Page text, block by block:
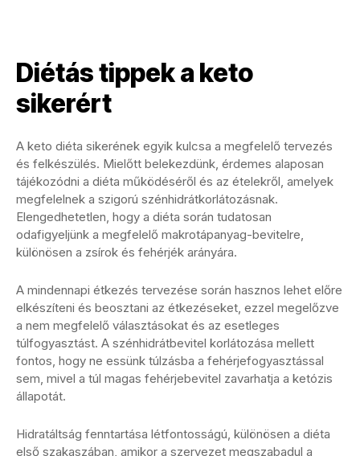
Diétás tippek a keto
sikerért
A keto diéta sikerének egyik kulcsa a megfelelő tervezés
és felkészülés. Mielőtt belekezdünk, érdemes alaposan
tájékozódni a diéta működéséről és az ételekről, amelyek
megfelelnek a szigorú szénhidrátkorlátozásnak.
Elengedhetetlen, hogy a diéta során tudatosan
odafigyeljünk a megfelelő makrotápanyag-bevitelre,
különösen a zsírok és fehérjék arányára.
A mindennapi étkezés tervezése során hasznos lehet előre
elkészíteni és beosztani az étkezéseket, ezzel megelőzve
a nem megfelelő választásokat és az esetleges
túlfogyasztást. A szénhidrátbevitel korlátozása mellett
fontos, hogy ne essünk túlzásba a fehérjefogyasztással
sem, mivel a túl magas fehérjebevitel zavarhatja a ketózis
állapotát.
Hidratáltság fenntartása létfontosságú, különösen a diéta
első szakaszában, amikor a szervezet megszabadul a